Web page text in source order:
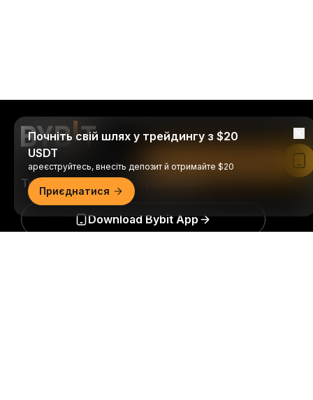
Торгуйте будь-де й будь-коли!
Download Bybit App
Почніть свій шлях у трейдингу з $20
USDT
ареєструйтесь, внесіть депозит й отримайте $20
Приєднатися
Читати в застосунку Bybit